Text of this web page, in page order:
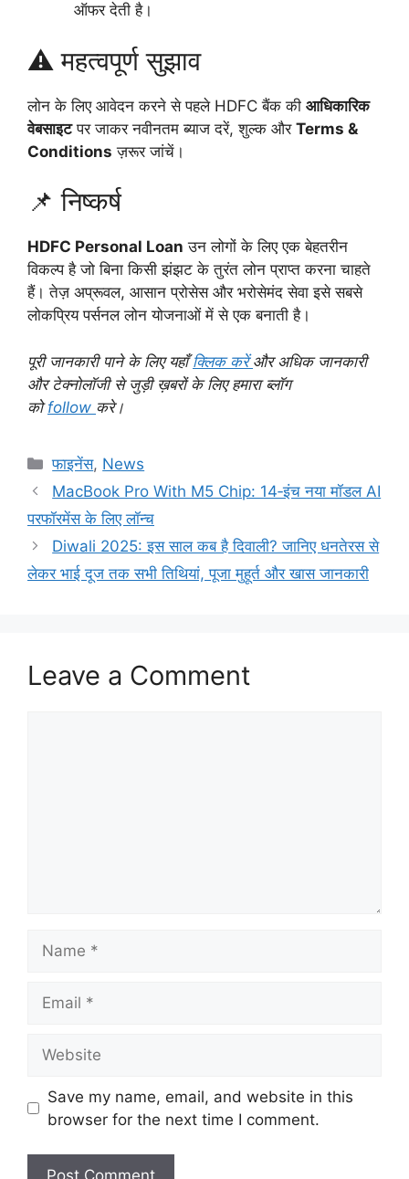
ऑफर देती है।
⚠️ महत्वपूर्ण सुझाव
लोन के लिए आवेदन करने से पहले HDFC बैंक की आधिकारिक
वेबसाइटपर जाकर नवीनतम ब्याज दरें, शुल्क और Terms &
Conditions ज़रूर जांचें।
📌 निष्कर्ष
HDFC Personal Loan उन लोगों के लिए एक बेहतरीन
विकल्प है जो बिना किसी झंझट के तुरंत लोन प्राप्त करना चाहते
हैं। तेज़ अप्रूवल, आसान प्रोसेस और भरोसेमंद सेवा इसे सबसे
लोकप्रिय पर्सनल लोन योजनाओं में से एक बनाती है।
पूरी जानकारी पाने के लिए यहाँक्लिक करें और अधिक जानकारी
और टेक्नोलॉजी से जुड़ी ख़बरों के लिए हमारा ब्लॉग
कोfollow करे।
Categories
फाइनेंस, News
MacBook Pro With M5 Chip: 14‑इंच नया मॉडल AI
परफॉरमेंस के लिए लॉन्च
Diwali 2025: इस साल कब है दिवाली? जानिए धनतेरस से
लेकर भाई दूज तक सभी तिथियां, पूजा मुहूर्त और खास जानकारी
Leave a Comment
Save my name, email, and website in this
browser for the next time I comment.